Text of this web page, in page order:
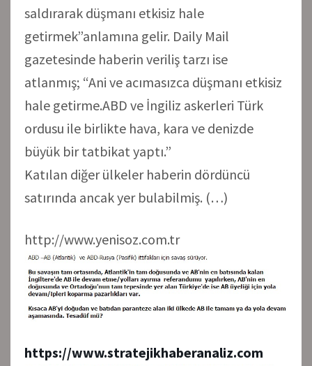
saldırarak düşmanı etkisiz hale
getirmek”anlamına gelir. Daily Mail
gazetesinde haberin veriliş tarzı ise
atlanmış; “Ani ve acımasızca düşmanı etkisiz
hale getirme.ABD ve İngiliz askerleri Türk
ordusu ile birlikte hava, kara ve denizde
büyük bir tatbikat yaptı.”
Katılan diğer ülkeler haberin dördüncü
satırında ancak yer bulabilmiş. (…)
http://www.yenisoz.com.tr
https://www.stratejikhaberanaliz.com